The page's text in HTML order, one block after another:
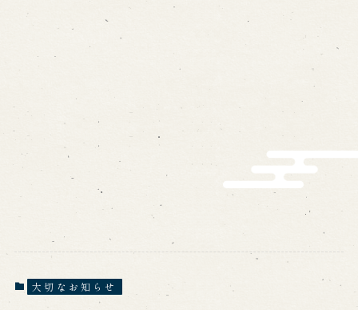
ご利用案内
営業日時・料金
お問い合わせ
メールでお問い合わせ
お電話でお問い合わせ
予約
WEB予約
メールフォームから予約
大切なお知らせ